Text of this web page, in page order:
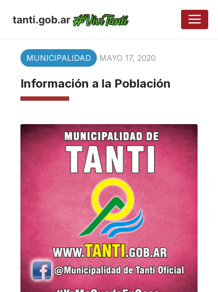
tanti.gob.ar
MUNICIPALIDAD MAYO 17, 2020
Información a la Población